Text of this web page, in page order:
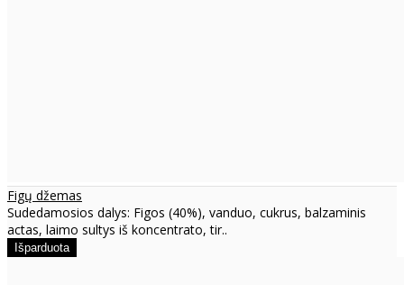
Figų džemas
Sudedamosios dalys: Figos (40%), vanduo, cukrus, balzaminis
actas, laimo sultys iš koncentrato, tir..